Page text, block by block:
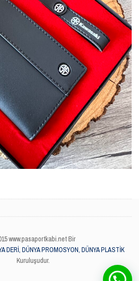
www.pasaportkabi.net Bir
DERİ, DÜNYA PROMOSYON, DÜNYA PLASTİK
Kuruluşudur.